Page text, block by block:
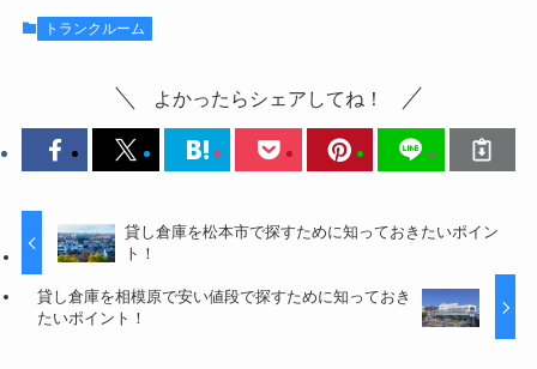
トランクルーム
よかったらシェアしてね！
貸し倉庫を松本市で探すために知っておきたいポイン
ト！
貸し倉庫を相模原で安い値段で探すために知っておき
たいポイント！